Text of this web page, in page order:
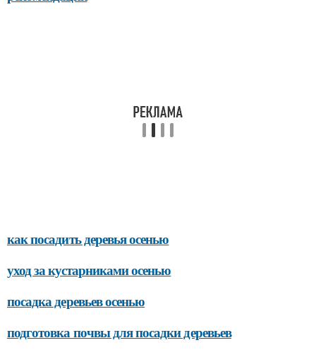
как посадить деревья осенью
уход за кустарниками осенью
посадка деревьев осенью
подготовка почвы для посадки деревьев